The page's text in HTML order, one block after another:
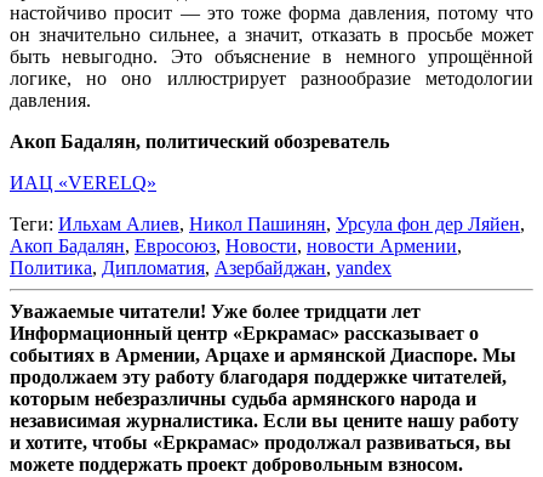
настойчиво просит — это тоже форма давления, потому что
он значительно сильнее, а значит, отказать в просьбе может
быть невыгодно. Это объяснение в немного упрощённой
логике, но оно иллюстрирует разнообразие методологии
давления.
Акоп Бадалян, политический обозреватель
ИАЦ «VERELQ»
Теги: Ильхам Алиев, Никол Пашинян, Урсула фон дер Ляйен,
Акоп Бадалян, Евросоюз, Новости, новости Армении,
Политика, Дипломатия, Азербайджан, yandex
Уважаемые читатели! Уже более тридцати лет
Информационный центр «Еркрамас» рассказывает о
событиях в Армении, Арцахе и армянской Диаспоре. Мы
продолжаем эту работу благодаря поддержке читателей,
которым небезразличны судьба армянского народа и
независимая журналистика. Если вы цените нашу работу
и хотите, чтобы «Еркрамас» продолжал развиваться, вы
можете поддержать проект добровольным взносом.